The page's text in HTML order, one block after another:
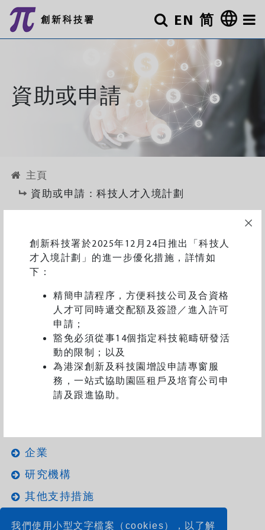
我們使用小型文字檔案（cookies），以了解
跳至主要內容
搜尋
EN 简
其他
資助或申請
主頁
資助或申請：科技人才入境計劃
科技人才入境計劃
關於科技人才入境計劃
申請指南和表格
常見問題
返回
資助或申請
企業
研究機構
其他支持措施
創新科技署於2025年12月24日推出「科技人
才入境計劃」的進一步優化措施，詳情如
下：
精簡申請程序，方便科技公司及合資格
人才可同時遞交配額及簽證／進入許可
申請；
豁免必須從事14個指定科技範疇研發活
動的限制；以及
為港深創新及科技園增設申請專窗服
務，一站式協助園區租戶及培育公司申
請及跟進協助。